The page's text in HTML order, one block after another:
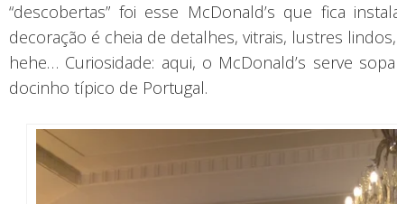
“descobertas” foi esse McDonald’s que fica
decoração é cheia de detalhes, vitrais, lustres
hehe… Curiosidade: aqui, o McDonald’s serve
docinho típico de Portugal.